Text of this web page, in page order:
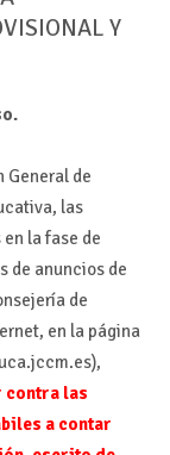
Y
General de
las
la fase de
de anuncios de
de
en la página
contra las
a contar